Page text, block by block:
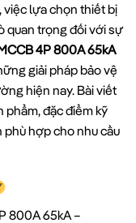
việc lựa chọn thiết bị
quan trọng đối với sự
4P 800A 65kA
giải pháp bảo vệ
hiện nay. Bài viết
phẩm, đặc điểm kỹ
hợp cho nhu cầu
800A 65kA –